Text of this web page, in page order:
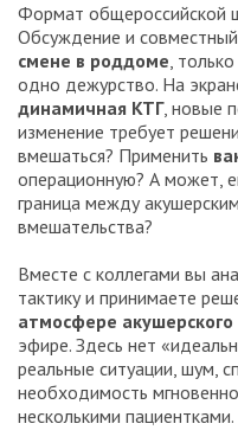
Формат общероссийской
Обсуждение и
смене в роддоме,
одно дежурство. На
динамичная КТГ, новые
изменение требует
вмешаться? Применить
операционную? А может,
граница между
вмешательства?
Вместе с коллегами вы
тактику и принимаете
атмосфере
эфире. Здесь нет
реальные ситуации, шум,
необходимость
несколькими пациентками.